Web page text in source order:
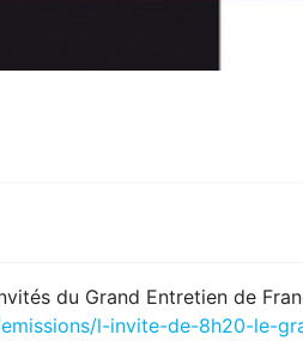
du Grand Entretien de
l-invite-de-8h20-le-